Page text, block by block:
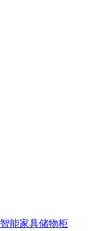
智能家具储物柜